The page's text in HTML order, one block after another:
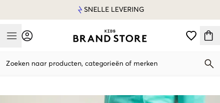
SNELLE LEVERING
Mobile Menu
Zoeken naar producten, categorieën of merken